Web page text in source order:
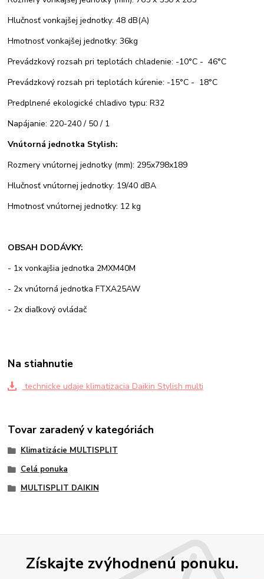
Hlučnosť vonkajšej jednotky: 48 dB(A)
Hmotnosť vonkajšej jednotky: 36kg
Prevádzkový rozsah pri teplotách chladenie: -10°C - 46°C
Prevádzkový rozsah pri teplotách kúrenie: -15°C - 18°C
Predplnené ekologické chladivo typu: R32
Napájanie: 220-240 / 50 / 1
Vnútorná jednotka Stylish:
Rozmery vnútornej jednotky (mm): 295x798x189
Hlučnosť vnútornej jednotky: 19/40 dBA
Hmotnosť vnútornej jednotky: 12 kg
OBSAH DODÁVKY:
- 1x vonkajšia jednotka 2MXM40M
- 2x vnútorná jednotka FTXA25AW
- 2x diaľkový ovládač
Na stiahnutie
technicke udaje klimatizacia Daikin Stylish multi
Tovar zaradený v kategóriách
Klimatizácie MULTISPLIT
Celá ponuka
MULTISPLIT DAIKIN
Získajte zvýhodnenú ponuku.